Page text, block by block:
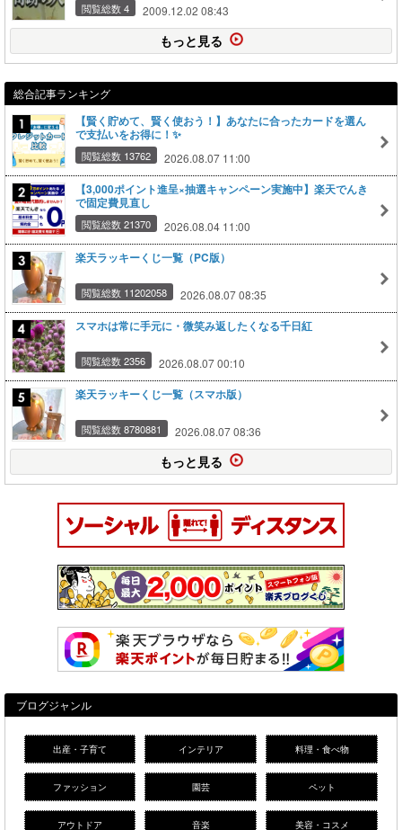
閲覧総数 4 2009.12.02 08:43
もっと見る
総合記事ランキング
【賢く貯めて、賢く使おう！】あなたに合ったカードを選ん
で支払いをお得に！✨
閲覧総数 13762 2026.08.07 11:00
【3,000ポイント進呈×抽選キャンペーン実施中】楽天でんき
で固定費見直し
閲覧総数 21370 2026.08.04 11:00
楽天ラッキーくじ一覧（PC版）
閲覧総数 11202058 2026.08.07 08:35
スマホは常に手元に・微笑み返したくなる千日紅
閲覧総数 2356 2026.08.07 00:10
楽天ラッキーくじ一覧（スマホ版）
閲覧総数 8780881 2026.08.07 08:36
もっと見る
ブログジャンル
出産・子育て インテリア 料理・食べ物
ファッション 園芸 ペット
アウトドア 音楽 美容・コスメ